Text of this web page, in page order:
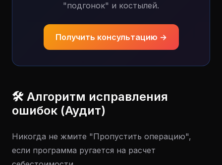
"подгонок" и костылей.
Получить консультацию →
🛠 Алгоритм исправления
ошибок (Аудит)
Никогда не жмите "Пропустить операцию",
если программа ругается на расчет